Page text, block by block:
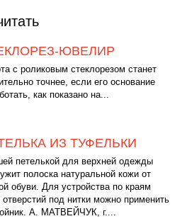
ЮВЕЛИР
с роликовым стеклорезом станет
точнее, если его основание
как показано на...
ИЗ ТУФЕЛЬКИ
петелькой для верхней одежды
полоска натуральной кожи от
обуви. Для устройства по краям
отверстий под нитки можно применить
А. МАТВЕЙЧУК, г....